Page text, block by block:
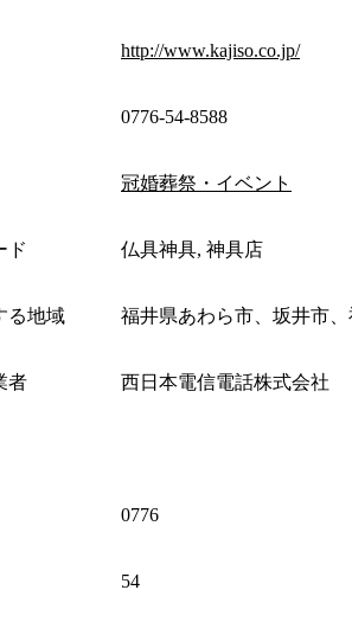
http://www.kajiso.co.jp/
0776-54-8588
冠婚葬祭・イベント
ド 仏具神具, 神具店
る地域 福井県あわら市、坂井市
者 西日本電信電話株式会社
0776
54